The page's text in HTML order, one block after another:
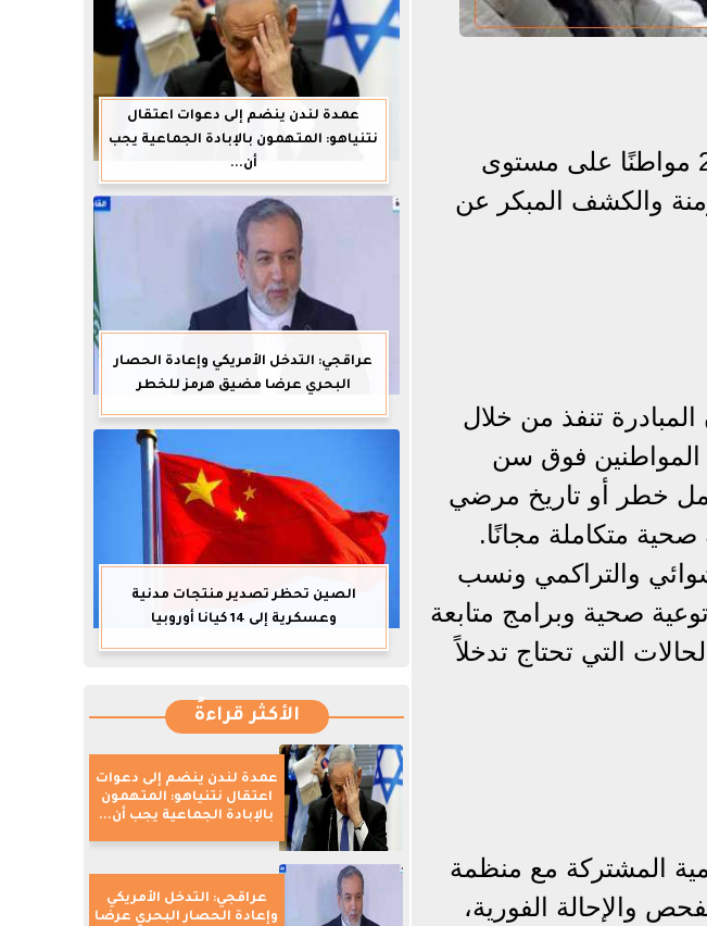
أعلنت وزارة الصحة والسكان، فحص 22 مليونًا و752 ألفًا و233 مواطنًا على مستوى
والكشف المبكر عن
تنفذ من خلال
المواطنين فوق سن
عامًا ممن لديهم عوامل خطر أو تاريخ مرضي
متكاملة مجانًا.
والتراكمي ونسب
صحية وبرامج متابعة
التي تحتاج تدخلاً
المشتركة مع منظمة
والإحالة الفورية،
عمدة لندن ينضم إلى دعوات اعتقال
نتنياهو: المتهمون بالإبادة الجماعية يجب
أن...
عراقجي: التدخل الأمريكي وإعادة الحصار
البحري عرضا مضيق هرمز للخطر
الصين تحظر تصدير منتجات مدنية
وعسكرية إلى 14 كيانا أوروبيا
الأكثر قراءةً
عمدة لندن ينضم إلى دعوات
اعتقال نتنياهو: المتهمون
بالإبادة الجماعية يجب أن...
عراقجي: التدخل الأمريكي
وإعادة الحصار البحري عرضا